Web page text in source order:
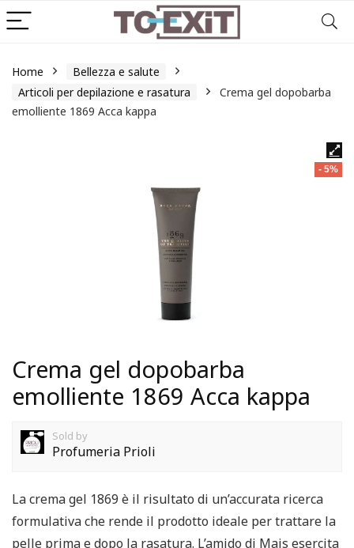
Home
Bellezza e salute
Articoli per depilazione e rasatura
Crema gel dopobarba
emolliente 1869 Acca kappa
- 5%
Crema gel dopobarba
emolliente 1869 Acca kappa
Sold by
Profumeria Prioli
La crema gel 1869 è il risultato di un’accurata ricerca
formulativa che rende il prodotto ideale per trattare la
pelle prima e dopo la rasatura. L’amido di Mais esercita